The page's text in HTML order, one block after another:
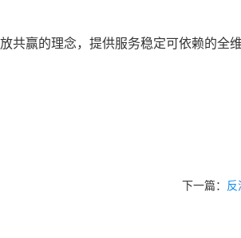
赢的理念，提供服务稳定可依赖的全
下一篇：